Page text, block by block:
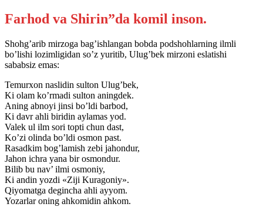
Farhod va Shirin”da komil inson.
Shohg’arib mirzoga bag’ishlangan bobda podshohlarning ilmli
bo’lishi lozimligidan so’z yuritib, Ulug’bek mirzoni eslatishi
sababsiz emas:
Temurxon naslidin sulton Ulug’bek,
Ki olam ko’rmadi sulton aningdek.
Aning abnoyi jinsi bo’ldi barbod,
Ki davr ahli biridin aylamas yod.
Valek ul ilm sori topti chun dast,
Ko’zi olinda bo’ldi osmon past.
Rasadkim bog’lamish zebi jahondur,
Jahon ichra yana bir osmondur.
Bilib bu nav’ ilmi osmoniy,
Ki andin yozdi «Ziji Kuragoniy».
Qiyomatga degincha ahli ayyom.
Yozarlar oning ahkomidin ahkom.